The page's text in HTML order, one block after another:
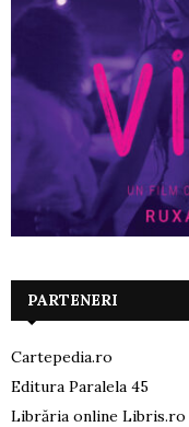
PARTENERI
Cartepedia.ro
Editura Paralela 45
Librăria online Libris.ro